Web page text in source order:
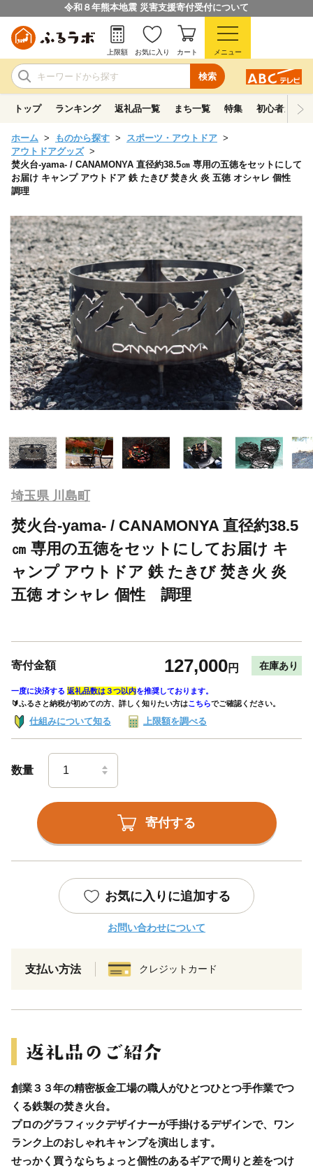
令和８年熊本地震 災害支援寄付受付について
検索
上限額 お気に入り カート メニュー
トップ ランキング 返礼品一覧 まち一覧 特集 初心者ガイド
ホーム ものから探す
スポーツ・アウトドア
アウトドアグッズ
焚火台-yama- / CANAMONYA 直径約38.5㎝ 専用の五徳をセットにして
お届け キャンプ アウトドア 鉄 たきび 焚き火 炎 五徳 オシャレ 個性
調理
埼玉県 川島町
焚火台-yama- / CANAMONYA 直径約38.5
㎝ 専用の五徳をセットにしてお届け キ
ャンプ アウトドア 鉄 たきび 焚き火 炎
五徳 オシャレ 個性 調理
寄付金額 127,000円 在庫あり
一度に決済する 返礼品数は３つ以内を推奨しております。
🔰ふるさと納税が初めての方、詳しく知りたい方はこちらでご確認ください。
仕組みについて知る 上限額を調べる
数量
寄付する
お気に入りに追加する
お問い合わせについて
支払い方法 クレジットカード
創業３３年の精密板金工場の職人がひとつひとつ手作業でつ
くる鉄製の焚き火台。
プロのグラフィックデザイナーが手掛けるデザインで、ワン
ランク上のおしゃれキャンプを演出します。
せっかく買うならちょっと個性のあるギアで周りと差をつけ